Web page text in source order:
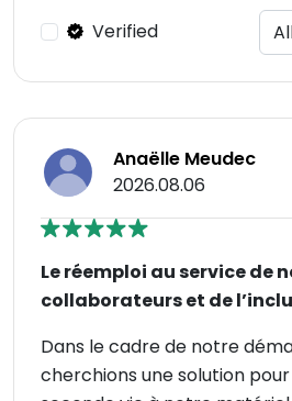
Verified
Anaëlle Meudec
2026.08.06
Le réemploi au service de
collaborateurs et de
Dans le cadre de notre
cherchions une solution